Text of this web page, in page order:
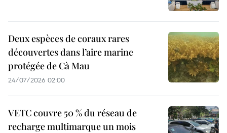
Deux espèces de coraux rares
découvertes dans l’aire marine
protégée de Cà Mau
24/07/2026 02:00
VETC couvre 50 % du réseau de
recharge multimarque un mois